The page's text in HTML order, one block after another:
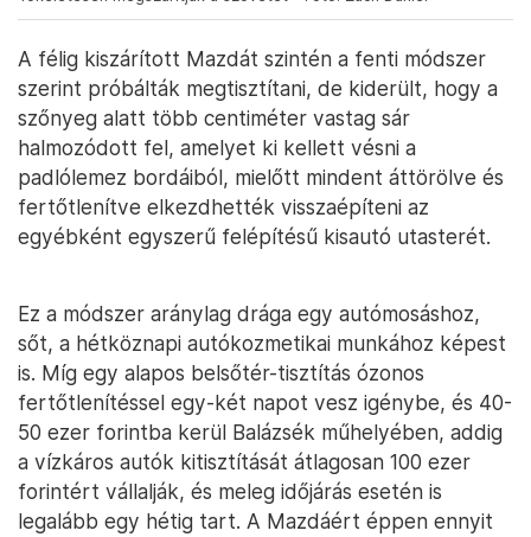
A félig kiszárított Mazdát szintén a fenti módszer
szerint próbálták megtisztítani, de kiderült, hogy a
szőnyeg alatt több centiméter vastag sár
halmozódott fel, amelyet ki kellett vésni a
padlólemez bordáiból, mielőtt mindent áttörölve és
fertőtlenítve elkezdhették visszaépíteni az
egyébként egyszerű felépítésű kisautó utasterét.
Ez a módszer aránylag drága egy autómosáshoz,
sőt, a hétköznapi autókozmetikai munkához képest
is. Míg egy alapos belsőtér-tisztítás ózonos
fertőtlenítéssel egy-két napot vesz igénybe, és 40-
50 ezer forintba kerül Balázsék műhelyében, addig
a vízkáros autók kitisztítását átlagosan 100 ezer
forintért vállalják, és meleg időjárás esetén is
legalább egy hétig tart. A Mazdáért éppen ennyit